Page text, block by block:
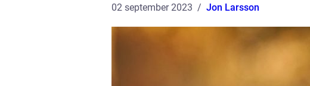
02 september 2023 Jon Larsson